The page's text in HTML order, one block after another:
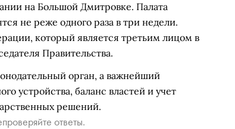
на Большой Дмитровке. Палата
не реже одного раза в три недели.
который является третьим лицом в
Правительства.
орган, а важнейший
устройства, баланс властей и учет
решений.
ответы.